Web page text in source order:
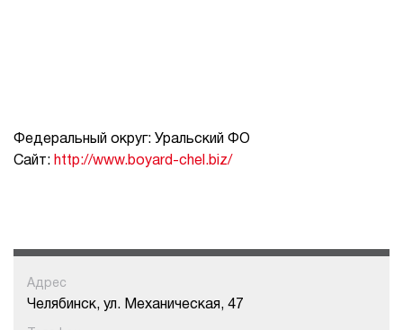
Федеральный округ: Уральский ФО
Сайт: http://www.boyard-chel.biz/
Адрес
Челябинск, ул. Механическая, 47